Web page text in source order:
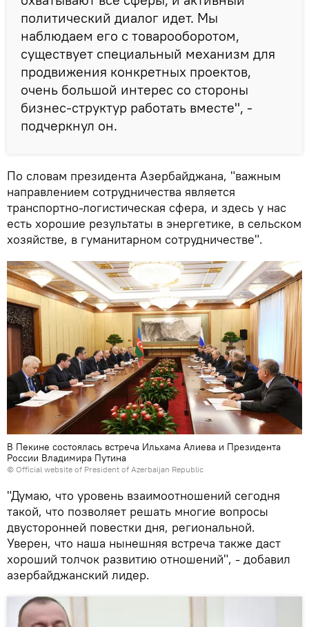
политический диалог идет. Мы
наблюдаем его с товарооборотом,
существует специальный механизм для
продвижения конкретных проектов,
очень большой интерес со стороны
бизнес-структур работать вместе", -
подчеркнул он.
По словам президента Азербайджана, "важным
направлением сотрудничества является
транспортно-логистическая сфера, и здесь у нас
есть хорошие результаты в энергетике, в сельском
хозяйстве, в гуманитарном сотрудничестве".
В Пекине состоялась встреча Ильхама Алиева и Президента
России Владимира Путина
© Official website of President of Azerbaijan Republic
"Думаю, что уровень взаимоотношений сегодня
такой, что позволяет решать многие вопросы
двусторонней повестки дня, региональной.
Уверен, что наша нынешняя встреча также даст
хороший толчок развитию отношений", - добавил
азербайджанский лидер.